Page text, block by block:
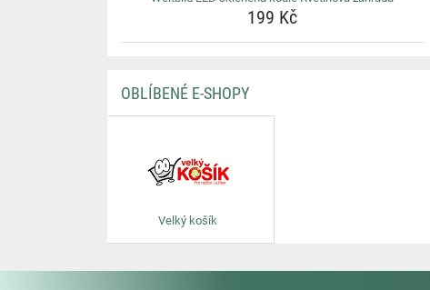
199 Kč
OBLÍBENÉ E-SHOPY
Velký košík